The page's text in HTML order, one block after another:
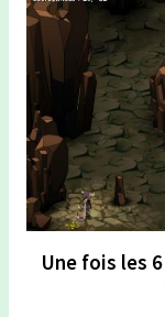
Une fois les